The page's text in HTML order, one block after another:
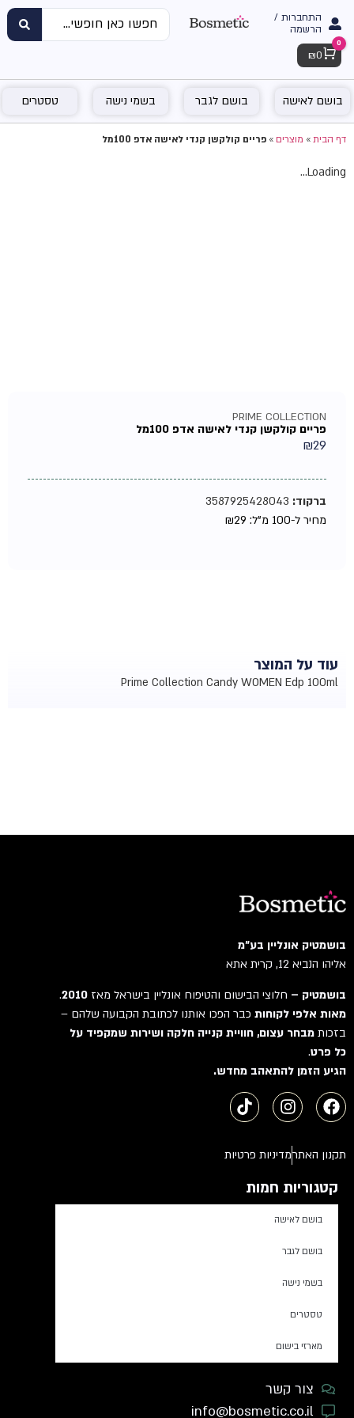
התחברות /
הרשמה
Cart
0
₪ 0
בושם לאישה בושם לגבר בשמי נישה טסטרים
דף הבית»מוצרים»פריים קולקשן קנדי לאישה אדפ 100מל
Loading...
PRIME COLLECTION
פריים קולקשן קנדי לאישה אדפ 100מל
₪29
ברקוד:3587925428043
מחיר ל-100 מ"ל:
₪29
עוד על המוצר
Prime Collection Candy WOMEN Edp 100ml
בושמטיק אונליין בע"מ
אליהו הנביא 12, קרית אתא
בושמטיק –חלוצי הבישום והטיפוח אונליין בישראל מאז2010
.
מאות אלפי לקוחותכבר הפכו אותנו לכתובת הקבועה שלהם –
בזכותמבחר עצום, חוויית קנייה חלקה ושירות שמקפיד על
כל פרט.
הגיע הזמן להתאהב מחדש.
תקנון האתרמדיניות פרטיות
קטגוריות חמות
בושם לאישה
בושם לגבר
בשמי נישה
טסטרים
מארזי בישום
צור קשר
info@bosmetic.co.il